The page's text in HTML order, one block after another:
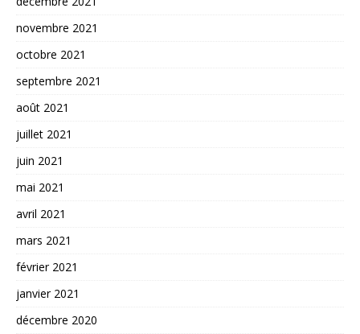
novembre 2021
octobre 2021
septembre 2021
août 2021
juillet 2021
juin 2021
mai 2021
avril 2021
mars 2021
février 2021
janvier 2021
décembre 2020